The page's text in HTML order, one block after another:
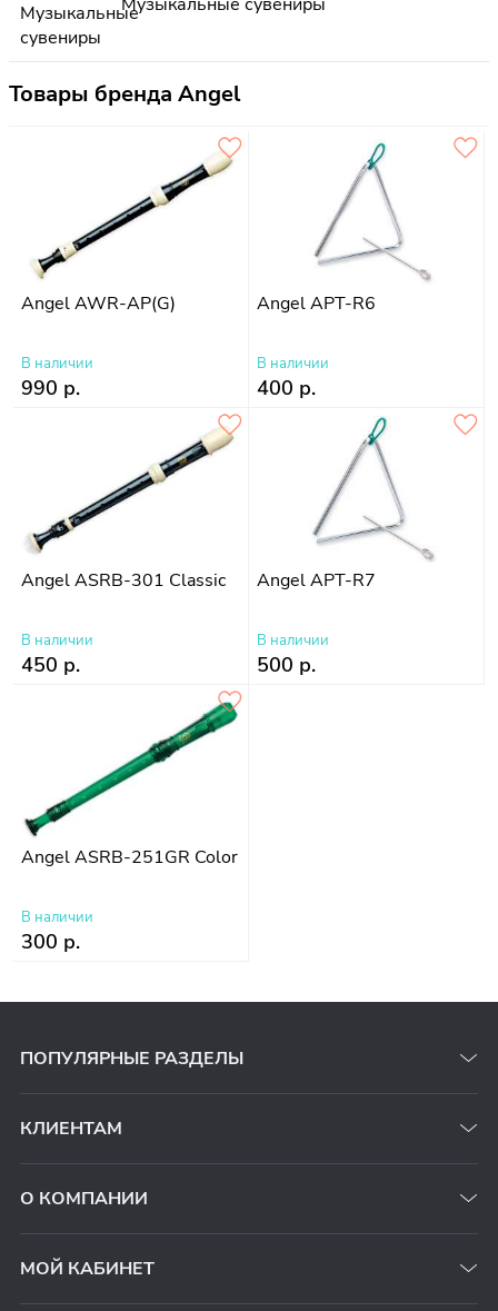
Товары бренда Angel
Angel AWR-AP(G)
В наличии
990 р.
Angel APT-R6
В наличии
400 р.
Angel ASRB-301 Classic
В наличии
450 р.
Angel APT-R7
В наличии
500 р.
Angel ASRB-251GR Color
В наличии
300 р.
ПОПУЛЯРНЫЕ РАЗДЕЛЫ
КЛИЕНТАМ
О КОМПАНИИ
МОЙ КАБИНЕТ